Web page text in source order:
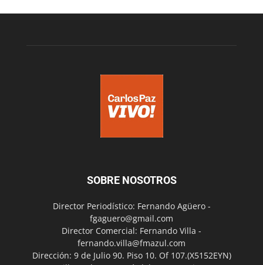
SOBRE NOSOTROS
Director Periodístico: Fernando Agüero -
fgaguero@gmail.com
Director Comercial: Fernando Villa -
fernando.villa@fmazul.com
Dirección: 9 de Julio 90. Piso 10. Of 107.(X5152EYN)